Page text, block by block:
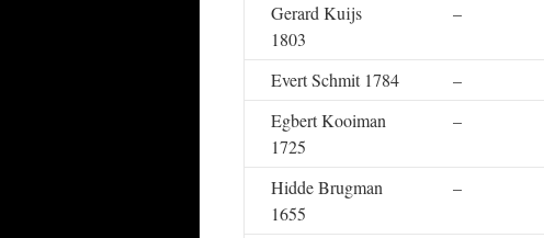
Gerard Kuijs
1803
–
Evert Schmit 1784 –
Egbert Kooiman
1725
–
Hidde Brugman
1655
–